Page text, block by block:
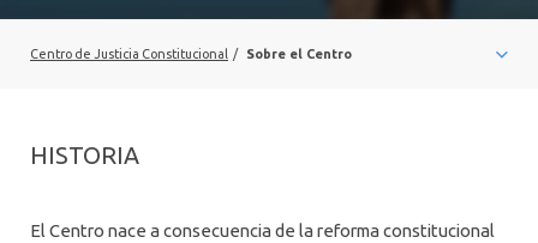
Centro de Justicia Constitucional / Sobre el Centro
HISTORIA
El Centro nace a consecuencia de la reforma constitucional